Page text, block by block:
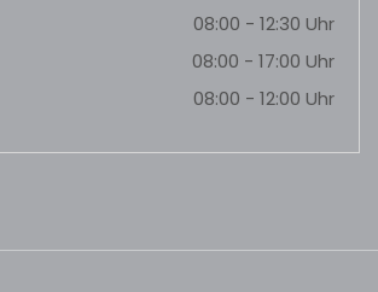
08:00 - 12:30 Uhr
08:00 - 17:00 Uhr
08:00 - 12:00 Uhr